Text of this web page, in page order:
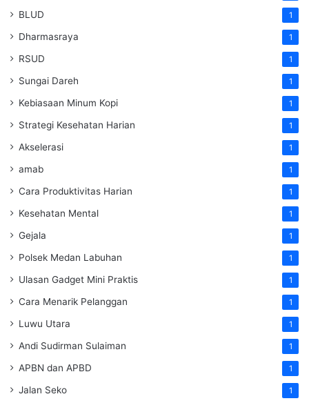
BLUD 1
Dharmasraya 1
RSUD 1
Sungai Dareh 1
Kebiasaan Minum Kopi 1
Strategi Kesehatan Harian 1
Akselerasi 1
amab 1
Cara Produktivitas Harian 1
Kesehatan Mental 1
Gejala 1
Polsek Medan Labuhan 1
Ulasan Gadget Mini Praktis 1
Cara Menarik Pelanggan 1
Luwu Utara 1
Andi Sudirman Sulaiman 1
APBN dan APBD 1
Jalan Seko 1